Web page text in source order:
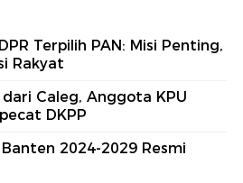
Terpilih PAN: Misi Penting,
Rakyat
Caleg, Anggota KPU
DKPP
2024-2029 Resmi